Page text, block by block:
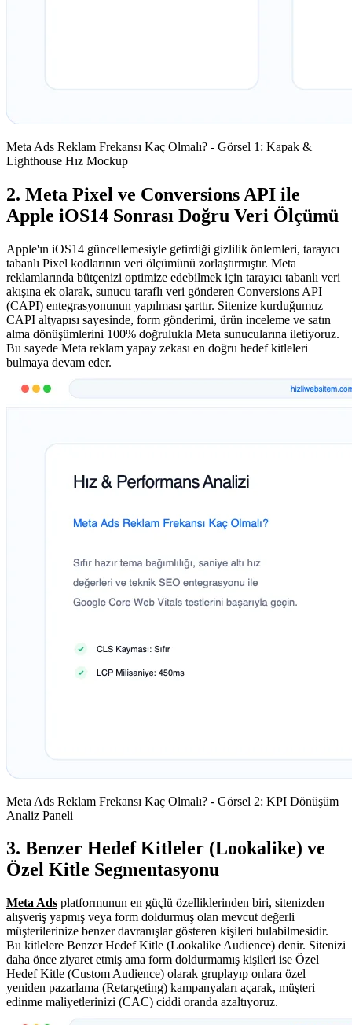
Meta Ads Reklam Frekansı Kaç Olmalı? - Görsel 1: Kapak &
Lighthouse Hız Mockup
2. Meta Pixel ve Conversions API ile
Apple iOS14 Sonrası Doğru Veri Ölçümü
Apple'ın iOS14 güncellemesiyle getirdiği gizlilik önlemleri, tarayıcı
tabanlı Pixel kodlarının veri ölçümünü zorlaştırmıştır. Meta
reklamlarında bütçenizi optimize edebilmek için tarayıcı tabanlı veri
akışına ek olarak, sunucu taraflı veri gönderen Conversions API
(CAPI) entegrasyonunun yapılması şarttır. Sitenize kurduğumuz
CAPI altyapısı sayesinde, form gönderimi, ürün inceleme ve satın
alma dönüşümlerini 100% doğrulukla Meta sunucularına iletiyoruz.
Bu sayede Meta reklam yapay zekası en doğru hedef kitleleri
bulmaya devam eder.
Meta Ads Reklam Frekansı Kaç Olmalı? - Görsel 2: KPI Dönüşüm
Analiz Paneli
3. Benzer Hedef Kitleler (Lookalike) ve
Özel Kitle Segmentasyonu
Meta Ads platformunun en güçlü özelliklerinden biri, sitenizden
alışveriş yapmış veya form doldurmuş olan mevcut değerli
müşterilerinize benzer davranışlar gösteren kişileri bulabilmesidir.
Bu kitlelere Benzer Hedef Kitle (Lookalike Audience) denir. Sitenizi
daha önce ziyaret etmiş ama form doldurmamış kişileri ise Özel
Hedef Kitle (Custom Audience) olarak gruplayıp onlara özel
yeniden pazarlama (Retargeting) kampanyaları açarak, müşteri
edinme maliyetlerinizi (CAC) ciddi oranda azaltıyoruz.